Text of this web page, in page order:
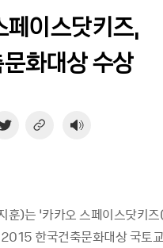
페이스닷키즈,
화대상 수상
훈)는 ‘카카오 스페이스닷키즈(
2015 한국건축문화대상 국토